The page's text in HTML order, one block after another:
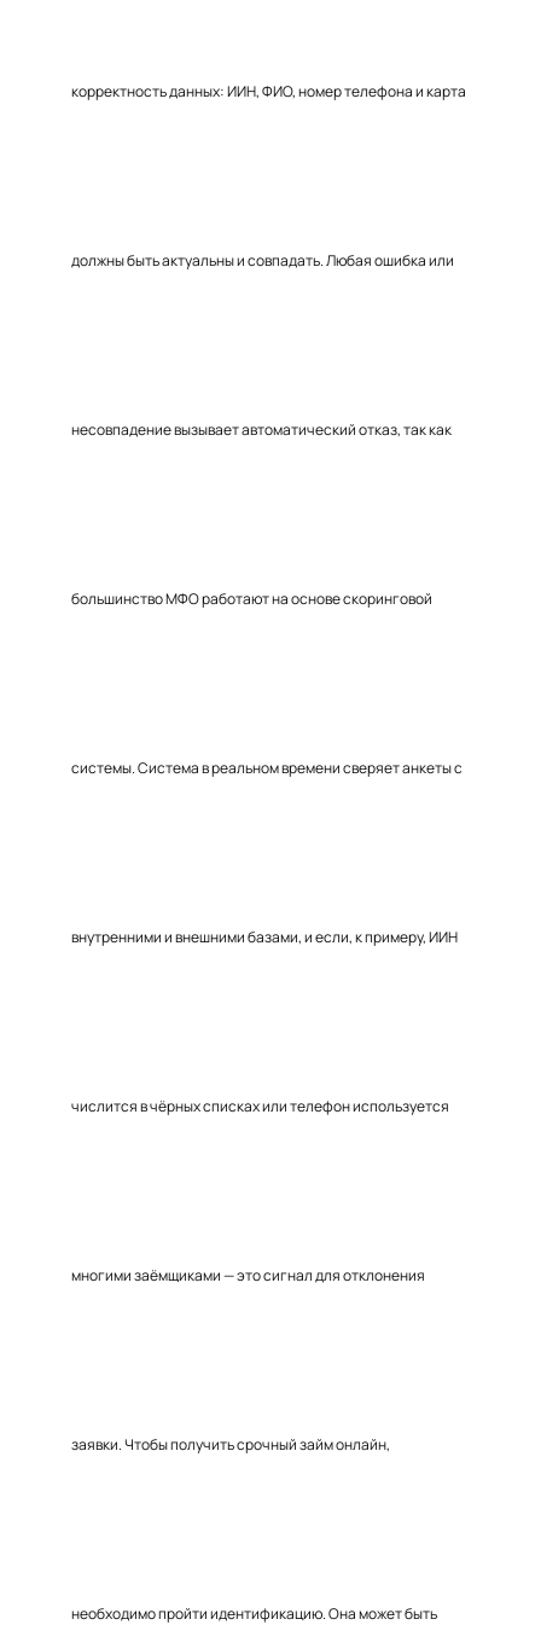
корректность данных: ИИН, ФИО, номер телефона и карта
должны быть актуальны и совпадать. Любая ошибка или
несовпадение вызывает автоматический отказ, так как
большинство МФО работают на основе скоринговой
системы. Система в реальном времени сверяет анкеты с
внутренними и внешними базами, и если, к примеру, ИИН
числится в чёрных списках или телефон используется
многими заёмщиками — это сигнал для отклонения
заявки. Чтобы получить срочный займ онлайн,
необходимо пройти идентификацию. Она может быть